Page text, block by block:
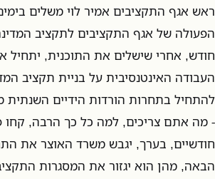
ראש אגף התקציבים אמיר לוי משלים
חודש, אחרי שישלים את התוכנית, יתחיל
העבודה האינטנסיבית על בניית תקציב
להתחיל בתחרות הורדות הידיים
- מה אתם צריכים, למה כל כך הרבה, קחו
חודשיים, בערך, יגבש משרד האוצר את
הבאה, מהן הוא יגזור את המסגרות